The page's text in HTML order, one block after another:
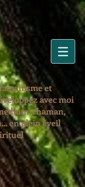
et
avec moi
chaman,
en plein éveil